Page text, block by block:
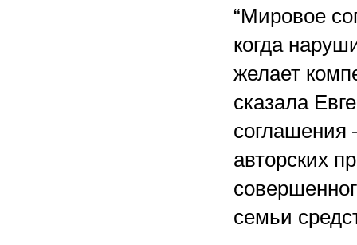
“Мировое
когда
желает
сказала
соглашения
авторских
семьи